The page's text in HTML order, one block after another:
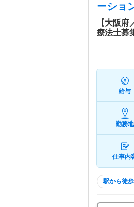
ーショ
【大阪
療法士募
給与
勤務地
仕事内
駅から徒